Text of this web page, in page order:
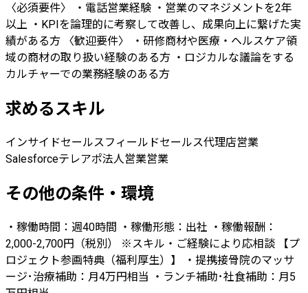
〈必須要件〉 ・電話営業経験 ・営業のマネジメントを2年
以上 ・KPIを論理的に考察して改善し、成果向上に繋げた実
績がある方 〈歓迎要件〉 ・研修商材や医療・ヘルスケア領
域の商材の取り扱い経験のある方 ・ロジカルな議論をする
カルチャーでの業務経験のある方
求めるスキル
インサイドセールス フィールドセールス代理店営業
Salesforceテレアポ法人営業営業
その他の条件・環境
・稼働時間：週40時間 ・稼働形態：出社 ・稼働報酬：
2,000-2,700円（税別） ※スキル・ご経験により応相談 【プ
ロジェクト参画特典（福利厚生）】 ・提携接骨院のマッサ
ージ･治療補助：月4万円相当 ・ランチ補助･社食補助：月5